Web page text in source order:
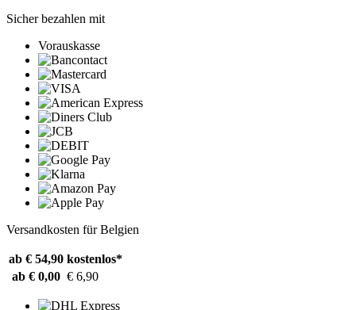
Sicher bezahlen mit
Vorauskasse
Versandkosten für Belgien
ab € 54,90 kostenlos*
ab € 0,00 € 6,90